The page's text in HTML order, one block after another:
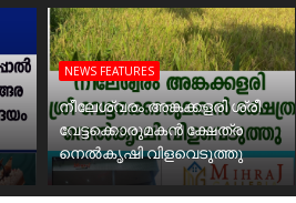
NEWS FEATURES
നീലേശ്വരം അങ്കക്കളരി ശ്രീ
വേട്ടക്കൊരുമകൻ ക്ഷേത്ര
നെൽകൃഷി വിളവെടുത്തു